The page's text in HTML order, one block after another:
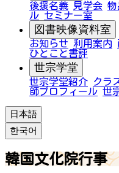
後援名義 見学会 物
ル セミナー室
図書映像資料室
お知らせ 利用案内
ひとこと書評
世宗学堂
世宗学堂紹介 クラ
師プロフィール 世
日本語
한국어
韓国文化院行事